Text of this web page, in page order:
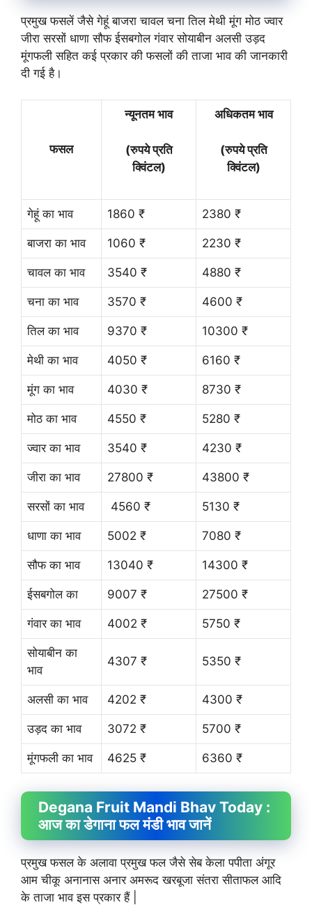
प्रमुख फसलें जैसे गेहूं बाजरा चावल चना तिल मेथी मूंग मोठ ज्वार
जीरा सरसों धाणा सौफ ईसबगोल गंवार सोयाबीन अलसी उड़द
मूंगफली सहित कई प्रकार की फसलों की ताजा भाव की जानकारी
दी गई है।
फसल
न्यूनतम भाव
(रुपये प्रति
क्विंटल)
अधिकतम भाव
(रुपये प्रति
क्विंटल)
गेहूं का भाव 1860 ₹ 2380 ₹
बाजरा का भाव 1060 ₹ 2230 ₹
चावल का भाव 3540 ₹ 4880 ₹
चना का भाव 3570 ₹ 4600 ₹
तिल का भाव 9370 ₹ 10300 ₹
मेथी का भाव 4050 ₹ 6160 ₹
मूंग का भाव 4030 ₹ 8730 ₹
मोठ का भाव 4550 ₹ 5280 ₹
ज्वार का भाव 3540 ₹ 4230 ₹
जीरा का भाव 27800 ₹ 43800 ₹
सरसों का भाव 4560 ₹ 5130 ₹
धाणा का भाव 5002 ₹ 7080 ₹
सौफ का भाव 13040 ₹ 14300 ₹
ईसबगोल का 9007 ₹ 27500 ₹
गंवार का भाव 4002 ₹ 5750 ₹
सोयाबीन का
भाव
4307 ₹ 5350 ₹
अलसी का भाव 4202 ₹ 4300 ₹
उड़द का भाव 3072 ₹ 5700 ₹
मूंगफली का भाव 4625 ₹ 6360 ₹
Degana Fruit Mandi Bhav Today :
आज का डेगाना फल मंडी भाव जानें
प्रमुख फसल के अलावा प्रमुख फल जैसे सेब केला पपीता अंगूर
आम चीकू अनानास अनार अमरूद खरबूजा संतरा सीताफल आदि
के ताजा भाव इस प्रकार हैं |